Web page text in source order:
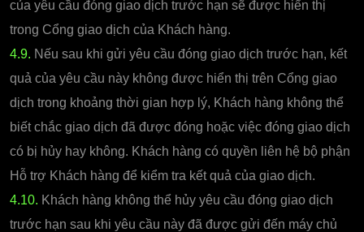
của yêu cầu đóng giao dịch trước hạn sẽ được hiển thị
trong Cổng giao dịch của Khách hàng.
4.9. Nếu sau khi gửi yêu cầu đóng giao dịch trước hạn, kết
quả của yêu cầu này không được hiển thị trên Cổng giao
dịch trong khoảng thời gian hợp lý, Khách hàng không thể
biết chắc giao dịch đã được đóng hoặc việc đóng giao dịch
có bị hủy hay không. Khách hàng có quyền liên hệ bộ phận
Hỗ trợ Khách hàng để kiểm tra kết quả của giao dịch.
4.10. Khách hàng không thể hủy yêu cầu đóng giao dịch
trước hạn sau khi yêu cầu này đã được gửi đến máy chủ